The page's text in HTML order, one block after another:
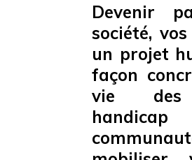
Devenir
société,
un projet
façon
vie des